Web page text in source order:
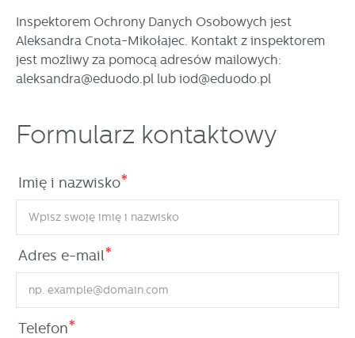
Inspektorem Ochrony Danych Osobowych jest
Aleksandra Cnota-Mikołajec. Kontakt z inspektorem
jest możliwy za pomocą adresów mailowych:
aleksandra@eduodo.pl lub iod@eduodo.pl
Formularz kontaktowy
Imię i nazwisko*
Adres e-mail*
Telefon*